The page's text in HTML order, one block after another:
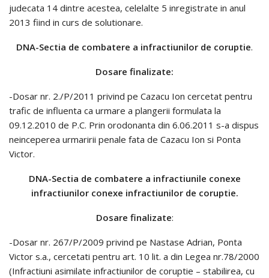
judecata 14 dintre acestea, celelalte 5 inregistrate in anul
2013 fiind in curs de solutionare.
DNA-Sectia de combatere a infractiunilor de coruptie.
Dosare finalizate:
-Dosar nr. 2./P/2011 privind pe Cazacu Ion cercetat pentru
trafic de influenta ca urmare a plangerii formulata la
09.12.2010 de P.C. Prin orodonanta din 6.06.2011 s-a dispus
neinceperea urmaririi penale fata de Cazacu Ion si Ponta
Victor.
DNA-Sectia de combatere a infractiunile conexe
infractiunilor conexe infractiunilor de coruptie.
Dosare finalizate:
-Dosar nr. 267/P/2009 privind pe Nastase Adrian, Ponta
Victor s.a., cercetati pentru art. 10 lit. a din Legea nr.78/2000
(Infractiuni asimilate infractiunilor de coruptie – stabilirea, cu